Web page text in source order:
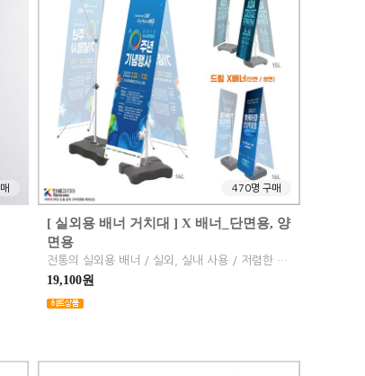
470명 구매
[ 실외용 배너 거치대 ] X 배너_단면용, 양
면용
전통의 실외용 배너 / 실외, 실내 사용 / 저렴한 가격
19,100원